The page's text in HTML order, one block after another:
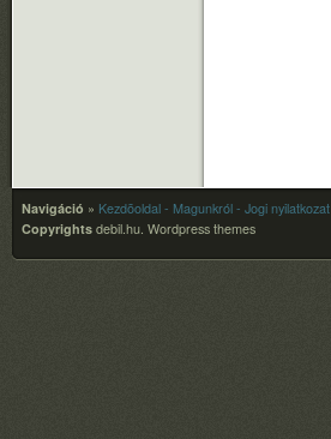
Navigáció » Kezdõoldal - Magunkról - Jogi nyilatkozat
Copyrights debil.hu. Wordpress themes